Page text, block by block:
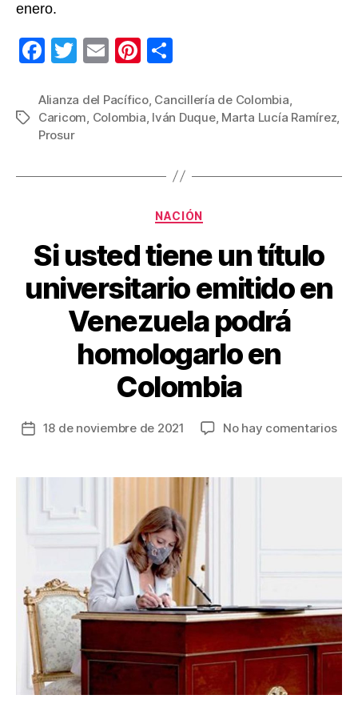
enero.
F
c
e
o
T
tt
er
E
ail
Pi
er
e
m
p
tir
Etiquetas
Alianza del Pacífico, Cancillería de Colombia,
Caricom, Colombia, Iván Duque, Marta Lucía Ramírez,
Prosur
Categorías
NACIÓN
Si usted tiene un título
universitario emitido en
Venezuela podrá
homologarlo en
Colombia
Fecha
entrada
18 de noviembre de 2021 No hay comentariosen
en